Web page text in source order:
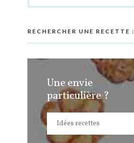
RECHERCHER UNE RECETTE :
Une envie
particulière ?